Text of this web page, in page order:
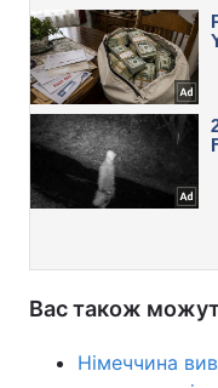
Вас також
Німеччина